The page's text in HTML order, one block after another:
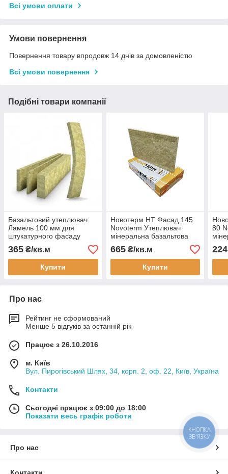
Всі умови оплати
Умови повернення
Повернення товару впродовж 14 днів за домовленістю
Всі умови повернення
Подібні товари компанії
Базальтовий утеплювач
Ламель 100 мм для
штукатурного фасаду
365 ₴/кв.м
Купити
Новотерм НТ Фасад 145
Novoterm Утеплювач
мінеральна базальтова
штукатурного фасаду
100мм
665₴/кв.м
Купити
80
Про нас
Рейтинг не сформований
Менше 5 відгуків за останній рік
Працює з 26.10.2016
м. Київ
Вул. Пирогівський Шлях, 34, корп. 2, оф. 22, Київ, Україна
Контакти
Сьогодні працює з 09:00 до 18:00
Показати весь графік роботи
Про нас
КНОПКА
ЗВ'ЯЗКУ